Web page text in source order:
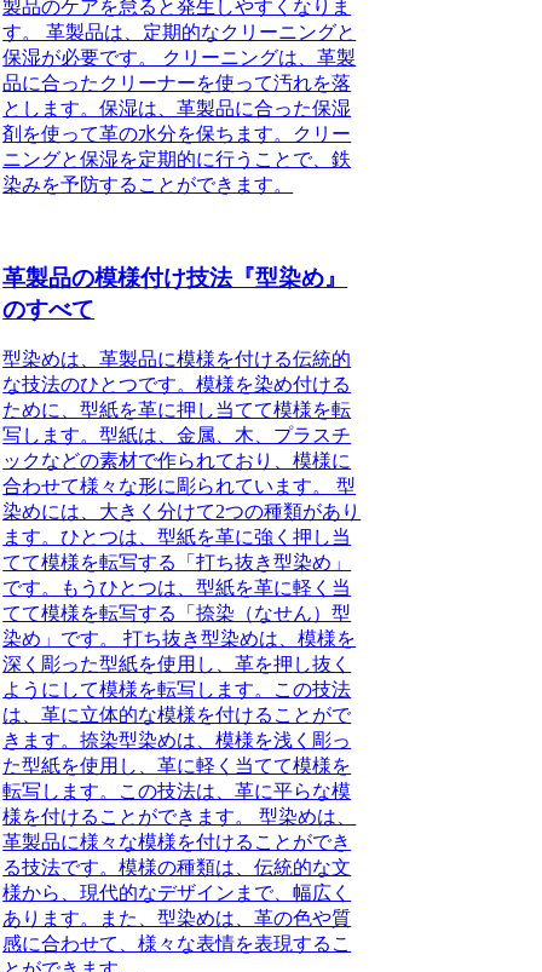
製品のケアを怠ると発生しやすくなりま
す。 革製品は、定期的なクリーニングと
保湿が必要です。 クリーニングは、革製
品に合ったクリーナーを使って汚れを落
とします。保湿は、革製品に合った保湿
剤を使って革の水分を保ちます。クリー
ニングと保湿を定期的に行うことで、鉄
染みを予防することができます。
革製品の模様付け技法『型染め』
のすべて
型染めは、革製品に模様を付ける伝統的
な技法のひとつです。模様を染め付ける
ために、型紙を革に押し当てて模様を転
写します。型紙は、金属、木、プラスチ
ックなどの素材で作られており、模様に
合わせて様々な形に彫られています。 型
染めには、大きく分けて2つの種類があり
ます。ひとつは、型紙を革に強く押し当
てて模様を転写する「打ち抜き型染め」
です。もうひとつは、型紙を革に軽く当
てて模様を転写する「捺染（なせん）型
染め」です。 打ち抜き型染めは、模様を
深く彫った型紙を使用し、革を押し抜く
ようにして模様を転写します。この技法
は、革に立体的な模様を付けることがで
きます。捺染型染めは、模様を浅く彫っ
た型紙を使用し、革に軽く当てて模様を
転写します。この技法は、革に平らな模
様を付けることができます。 型染めは、
革製品に様々な模様を付けることができ
る技法です。模様の種類は、伝統的な文
様から、現代的なデザインまで、幅広く
あります。また、型染めは、革の色や質
感に合わせて、様々な表情を表現するこ